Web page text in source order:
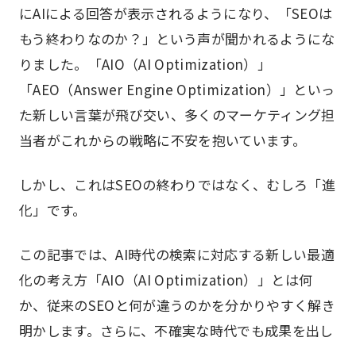
にAIによる回答が表示されるようになり、「SEOは
もう終わりなのか？」という声が聞かれるようにな
りました。「AIO（AI Optimization）」
「AEO（Answer Engine Optimization）」といっ
た新しい言葉が飛び交い、多くのマーケティング担
当者がこれからの戦略に不安を抱いています。
しかし、これはSEOの終わりではなく、むしろ「進
化」です。
この記事では、AI時代の検索に対応する新しい最適
化の考え方「AIO（AI Optimization）」とは何
か、従来のSEOと何が違うのかを分かりやすく解き
明かします。さらに、不確実な時代でも成果を出し